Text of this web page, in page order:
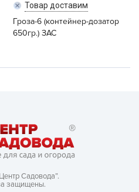
Товар доставим
Гроза-6 (контейнер-дозатор
650гр.) ЗАС
Садовода”.
защищены.